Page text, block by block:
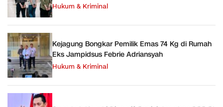
Hukum & Kriminal
Kejagung Bongkar Pemilik Emas 74 Kg di Rumah
Eks Jampidsus Febrie Adriansyah
Hukum & Kriminal